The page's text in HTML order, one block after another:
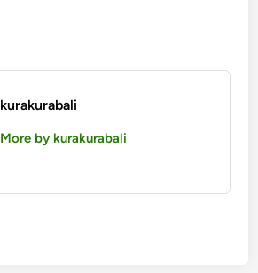
kurakurabali
More by kurakurabali